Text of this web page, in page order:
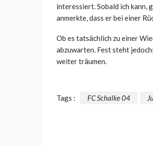
interessiert. Sobald ich kann,
anmerkte, dass er bei einer
Ob es tatsächlich zu einer
abzuwarten. Fest steht
weiter träumen.
Tags : FC Schalke 04